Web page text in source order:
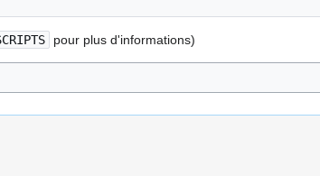
pour plus d'informations)